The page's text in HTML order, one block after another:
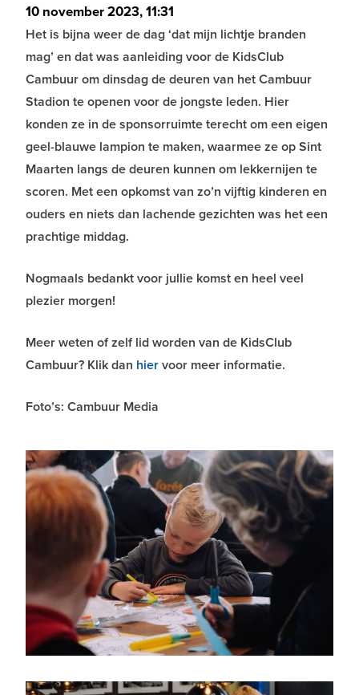
10 november 2023, 11:31
Het is bijna weer de dag ‘dat mijn lichtje branden
mag’ en dat was aanleiding voor de KidsClub
Cambuur om dinsdag de deuren van het Cambuur
Stadion te openen voor de jongste leden. Hier
konden ze in de sponsorruimte terecht om een eigen
geel-blauwe lampion te maken, waarmee ze op Sint
Maarten langs de deuren kunnen om lekkernijen te
scoren. Met een opkomst van zo’n vijftig kinderen en
ouders en niets dan lachende gezichten was het een
prachtige middag.
Nogmaals bedankt voor jullie komst en heel veel
plezier morgen!
Meer weten of zelf lid worden van de KidsClub
Cambuur? Klik dan hiervoor meer informatie.
Foto’s: Cambuur Media